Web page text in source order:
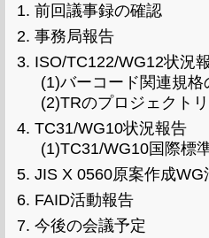
前回議事録の確認
事務局報告
ISO/TC122/WG12状況
(1)バーコード関連規
(2)TRのプロジェクト
TC31/WG10状況報告
(1)TC31/WG10国際標
JIS X 0560原案作成WG
FAID活動報告
今後の会議予定